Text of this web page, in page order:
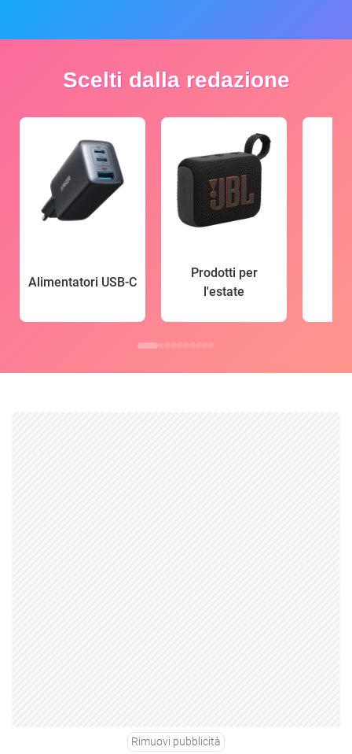
Scelti dalla redazione
Alimentatori USB-C
Prodotti per
l'estate
Rimuovi pubblicità